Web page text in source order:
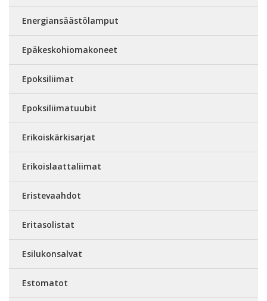
Energiansäästölamput
Epäkeskohiomakoneet
Epoksiliimat
Epoksiliimatuubit
Erikoiskärkisarjat
Erikoislaattaliimat
Eristevaahdot
Eritasolistat
Esilukonsalvat
Estomatot